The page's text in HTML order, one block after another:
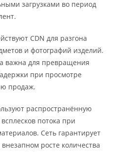
загрузками во период
CDN для разгона
и фотографий изделий.
важна для превращения
при просмотре
продаж.
распространённую
потока при
Сеть гарантирует
росте количества